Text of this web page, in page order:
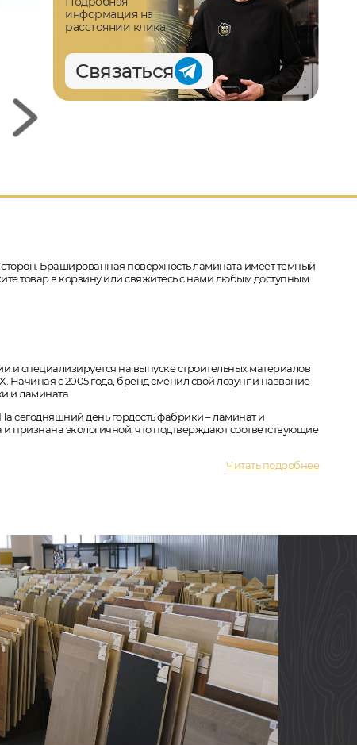
информация на
расстоянии клика
Связаться
Брашированная поверхность ламината имеет тёмный
товар в корзину или свяжитесь с нами любым доступным
и специализируется на выпуске строительных материалов
Начиная с 2005 года, бренд сменил свой лозунг и название
и ламината.
сегодняшний день гордость фабрики – ламинат и
признана экологичной, что подтверждают соответствующие
Читать подробнее